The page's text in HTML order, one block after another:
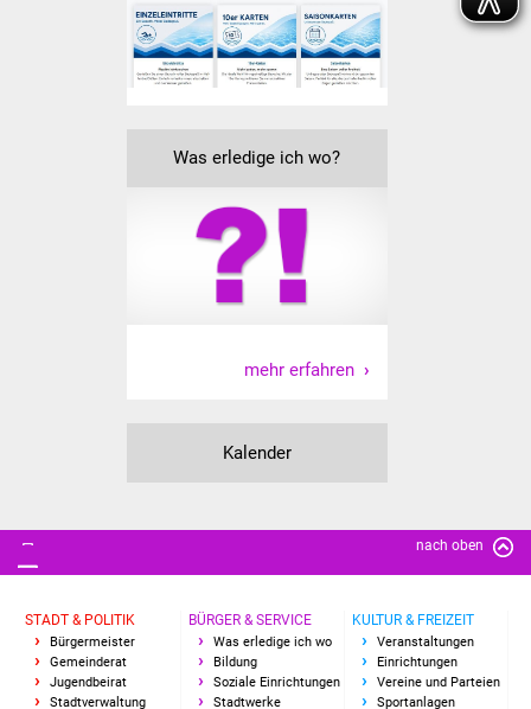
Zehntscheuer
Kulturhalle
Vereine und Parteien
Selbsteintrag Vereine
Sportanlagen
Route der
Lebenslagen
Was erledige ich wo?
mehr erfahren
Kalender
nach oben
STADT & POLITIK
Bürgermeister
Gemeinderat
Jugendbeirat
Stadtverwaltung
BÜRGER & SERVICE
Was erledige ich wo
Bildung
Soziale Einrichtungen
Stadtwerke
KULTUR & FREIZEIT
Veranstaltungen
Einrichtungen
Vereine und Parteien
Sportanlagen